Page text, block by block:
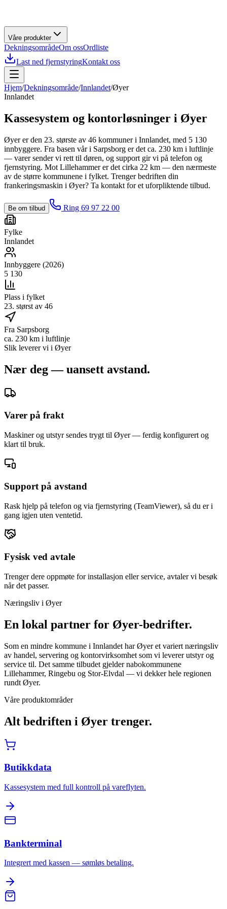
Våre produkter
DekningsområdeOm ossOrdliste
Last ned fjernstyringKontakt oss
Hjem/Dekningsområde/Innlandet/Øyer
Innlandet
Kassesystem og kontorløsninger i Øyer
Øyer er den 23. største av 46 kommuner i Innlandet, med 5 130
innbyggere. Fra basen vår i Sarpsborg er det ca. 230 km i luftlinje
— varer sender vi rett til døren, og support gir vi på telefon og
fjernstyring. Mot Lillehammer er det cirka 22 km — den nærmeste
av de større kommunene i fylket. Trenger bedriften din
frankeringsmaskin i Øyer? Ta kontakt for et uforpliktende tilbud.
Be om tilbud Ring 69 97 22 00
Fylke
Innlandet
Innbyggere (2026)
5 130
Plass i fylket
23. størst av 46
Fra Sarpsborg
ca. 230 km i luftlinje
Slik leverer vi i Øyer
Nær deg — uansett avstand.
Varer på frakt
Maskiner og utstyr sendes trygt til Øyer — ferdig konfigurert og
klart til bruk.
Support på avstand
Rask hjelp på telefon og via fjernstyring (TeamViewer), så du er i
gang igjen uten ventetid.
Fysisk ved avtale
Trenger dere oppmøte for installasjon eller service, avtaler vi besøk
når det passer.
Næringsliv i Øyer
En lokal partner for Øyer-bedrifter.
Som en mindre kommune i Innlandet har Øyer et variert næringsliv
av handel, servering og kontorvirksomhet som vi leverer utstyr og
service til. Det samme tilbudet gjelder nabokommunene
Lillehammer, Ringebu og Stor-Elvdal — vi dekker hele regionen
rundt Øyer.
Våre produktområder
Alt bedriften i Øyer trenger.
Butikkdata
Kassesystem med full kontroll på vareflyten.
Bankterminal
Integrert med kassen — sømløs betaling.